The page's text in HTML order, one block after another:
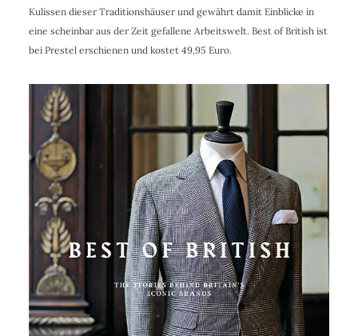
Kulissen dieser Traditionshäuser und gewährt damit Einblicke in
eine scheinbar aus der Zeit gefallene Arbeitswelt. Best of British ist
bei Prestel erschienen und kostet 49,95 Euro.